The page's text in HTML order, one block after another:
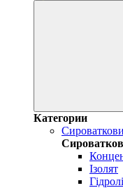
Категории
Ізолят